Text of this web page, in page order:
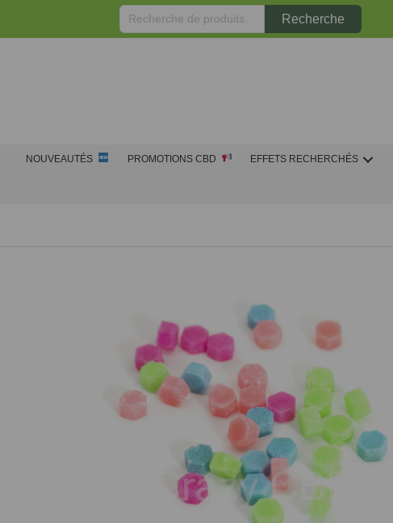
Recherche
pour :
Recherche
NOUVEAUTÉS PROMOTIONS CBD EFFETS RECHERCHÉS